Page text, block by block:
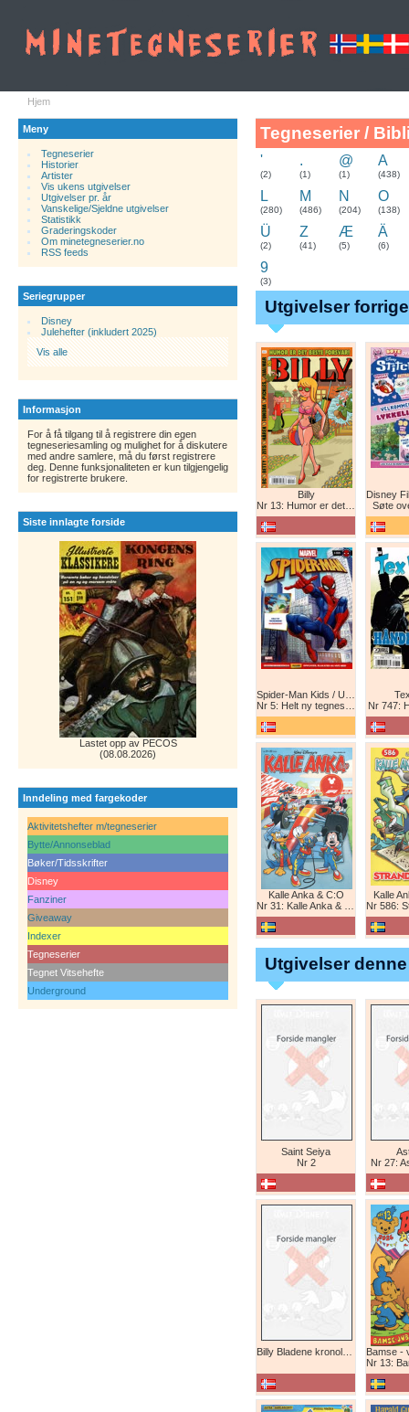
Hjem
Meny
Tegneserier
Historier.
Artister
Vis ukens utgivelser
Utgivelser pr. år
Vanskelige/Sjeldne utgivelser
Statistikk
Graderingskoder
Om minetegneserier.no
RSS feeds
Seriegrupper
Disney
Julehefter (inkludert 2025)
Vis alle
Informasjon
For å få tilgang til å registrere din egen
tegneseriesamling og mulighet for å diskutere
med andre samlere, må du først registrere
deg. Denne funksjonaliteten er kun tilgjengelig
for registrerte brukere.
Siste innlagte forside
Lastet opp av PECOS
(08.08.2026)
Inndeling med fargekoder
Aktivitetshefter m/tegneserier
Bytte/Annonseblad
Bøker/Tidsskrifter
Disney
Fanziner
Giveaway
Indexer
Tegneserier
Tegnet Vitsehefte
Underground
Tegneserier /
'
(2)
.
(1)
@
(1)
A
(438)
L
(280)
M
(486)
N
(204)
O
(138)
Ü
(2)
Z
(41)
Æ
(5)
Ä
(6)
9
(3)
Utgivelser
Billy
Nr 13: Humor er det beste forsvar!
Søte
Nr 5: Helt ny tegneserie! Maskinkrig!
Nr 747:
Kalle Anka & C:O
Nr 31: Kalle Anka & C:O
Kalle
Nr 586:
Utgivelser
Saint Seiya
Nr 2
Nr 27:
Nr 13: Bamse-